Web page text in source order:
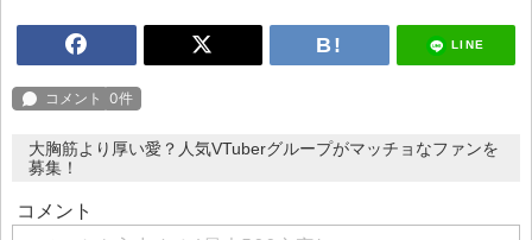
LINE
大胸筋より厚い愛？人気VTuberグループがマッチョなファンを
募集！